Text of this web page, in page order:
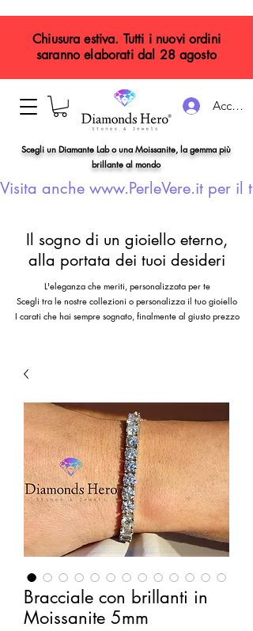
Accedi
Scegli un Diamante Lab o una Moissanite, la gemma più
brillante al mondo
Visita anche www.PerleVere.it per il
Chiusura estiva. Tutti i nuovi ordini
saranno elaborati dal 28 agosto
Il sogno di un gioiello eterno,
alla portata dei tuoi desideri
L'eleganza che meriti, personalizzata per te
Scegli tra le nostre collezioni o personalizza il tuo gioiello
I carati che hai sempre sognato, finalmente al giusto prezzo
Bracciale con brillanti in
Moissanite 5mm